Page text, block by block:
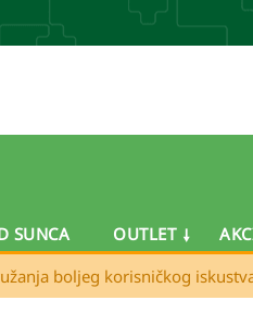
SUNCA OUTLET
boljeg korisničkog